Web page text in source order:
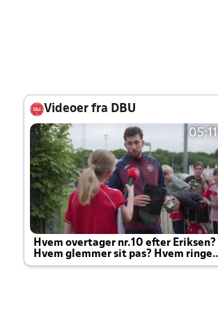
Videoer fra DBU
05:11
Hvem overtager nr.10 efter Eriksen?
Hvem glemmer sit pas? Hvem ringer
Joachim altid til efter kampe?